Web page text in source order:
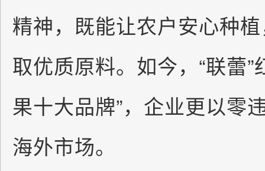
精神，既能让农户安心种
取优质原料。如今，“联蕾
果十大品牌”，企业更以零
海外市场。